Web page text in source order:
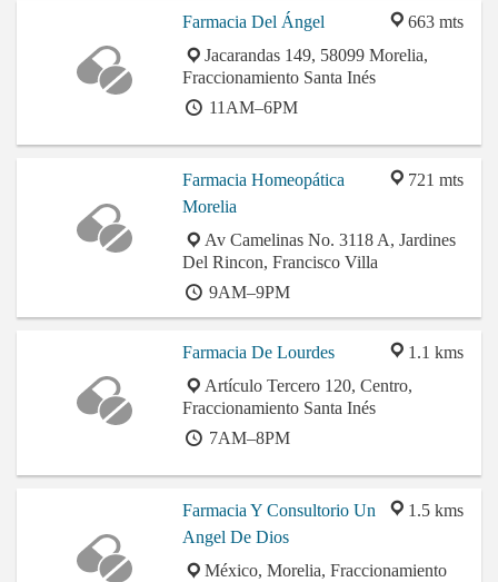
663 mts
Farmacia Del Ángel
Jacarandas 149, 58099 Morelia,
Fraccionamiento Santa Inés
11AM–6PM
721 mts
Farmacia Homeopática
Morelia
Av Camelinas No. 3118 A, Jardines
Del Rincon, Francisco Villa
9AM–9PM
1.1 kms
Farmacia De Lourdes
Artículo Tercero 120, Centro,
Fraccionamiento Santa Inés
7AM–8PM
1.5 kms
Farmacia Y Consultorio Un
Angel De Dios
México, Morelia, Fraccionamiento